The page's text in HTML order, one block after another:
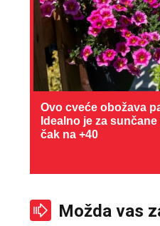
Ovo cveće obožava
Idealno je za
čak na +40
Možda vas